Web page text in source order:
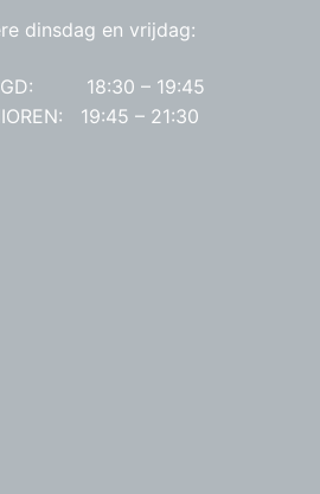
dinsdag en vrijdag:
18:30 – 19:45
19:45 – 21:30